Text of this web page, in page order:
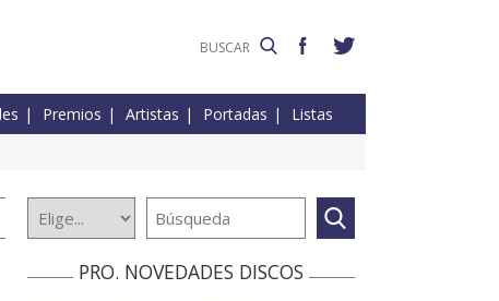
Premios Artistas Portadas Listas
PRO. NOVEDADES DISCOS